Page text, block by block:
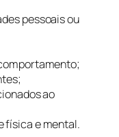
pessoais ou
ao
física e mental.